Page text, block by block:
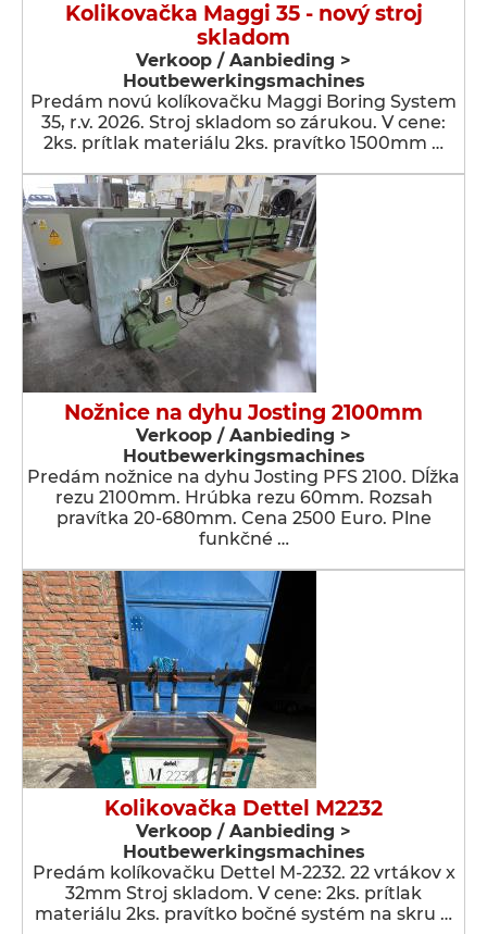
Kolikovačka Maggi 35 - nový stroj
skladom
Verkoop / Aanbieding >
Houtbewerkingsmachines
Predám novú kolíkovačku Maggi Boring System
35, r.v. 2026. Stroj skladom so zárukou. V cene:
2ks. prítlak materiálu 2ks. pravítko 1500mm …
Nožnice na dyhu Josting 2100mm
Verkoop / Aanbieding >
Houtbewerkingsmachines
Predám nožnice na dyhu Josting PFS 2100. Dĺžka
rezu 2100mm. Hrúbka rezu 60mm. Rozsah
pravítka 20-680mm. Cena 2500 Euro. Plne
funkčné …
Kolikovačka Dettel M2232
Verkoop / Aanbieding >
Houtbewerkingsmachines
Predám kolíkovačku Dettel M-2232. 22 vrtákov x
32mm Stroj skladom. V cene: 2ks. prítlak
materiálu 2ks. pravítko bočné systém na skru …